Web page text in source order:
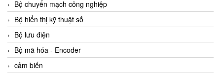
Bộ chuyển mạch công nghiệp
Bộ hiển thị kỹ thuật số
Bộ lưu điện
Bộ mã hóa - Encoder
cảm biến